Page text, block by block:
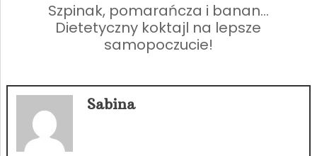
Szpinak, pomarańcza i banan…
Dietetyczny koktajl na lepsze
samopoczucie!
Sabina